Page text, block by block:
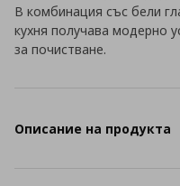
В комбинация със бели
кухня получава модерно
за почистване.
Описание на продукта